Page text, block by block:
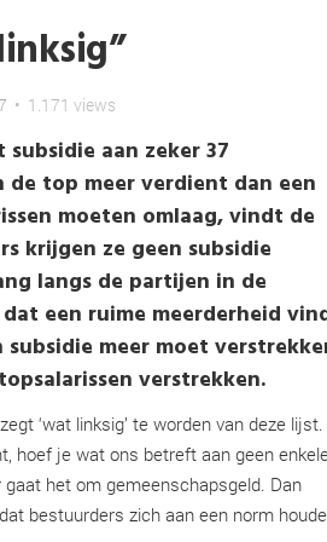
• 1.171 views
aan zeker 37
top meer verdient dan een
moeten omlaag, vindt de
krijgen ze geen subsidie
langs de partijen in de
een ruime meerderheid
meer moet
verstrekken.
‘wat linksig’ te worden van deze lijst.
hoef je wat ons betreft aan geen
het om gemeenschapsgeld. Dan
bestuurders zich aan een norm